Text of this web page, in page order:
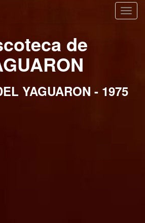
de
YAGUARON - 1975